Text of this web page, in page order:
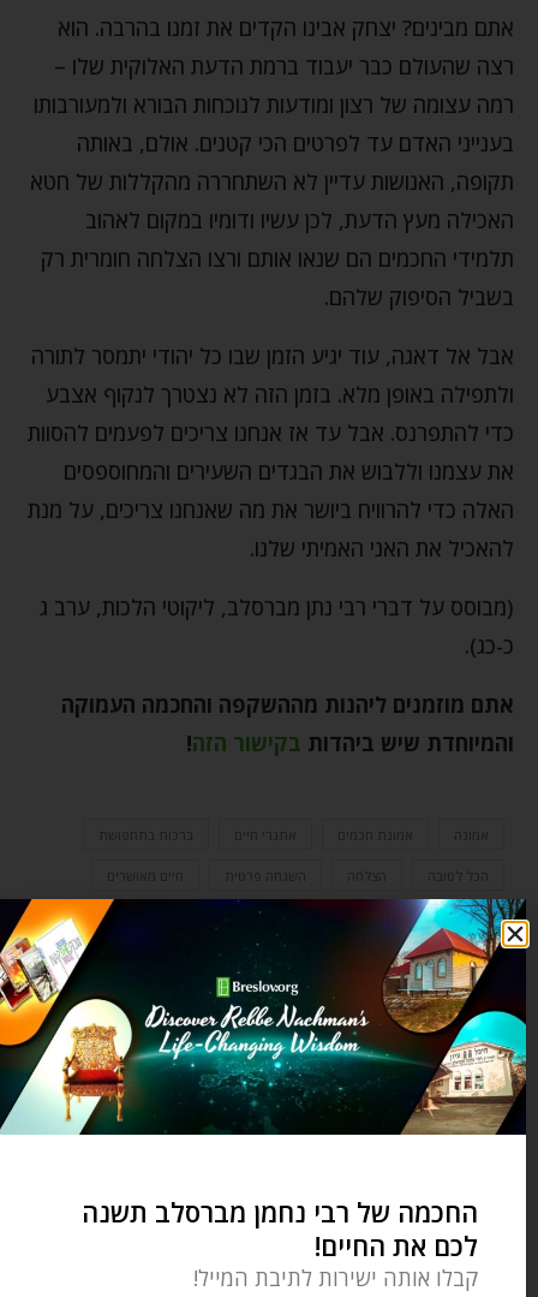
אתם מבינים? יצחק אבינו הקדים את זמנו בהרבה. הוא
רצה שהעולם כבר יעבוד ברמת הדעת האלוקית שלו –
רמה עצומה של רצון ומודעות לנוכחות הבורא ולמעורבותו
בענייני האדם עד לפרטים הכי קטנים. אולם, באותה
תקופה, האנושות עדיין לא השתחררה מהקללות של חטא
האכילה מעץ הדעת, לכן עשיו ודומיו במקום לאהוב
תלמידי החכמים הם שנאו אותם ורצו הצלחה חומרית רק
בשביל הסיפוק שלהם.
אבל אל דאגה, עוד יגיע הזמן שבו כל יהודי יתמסר לתורה
ולתפילה באופן מלא. בזמן הזה לא נצטרך לנקוף אצבע
כדי להתפרנס. אבל עד אז אנחנו צריכים לפעמים להסוות
את עצמנו וללבוש את הבגדים השעירים והמחוספסים
האלה כדי להרוויח ביושר את מה שאנחנו צריכים, על מנת
להאכיל את האני האמיתי שלנו.
(מבוסס על דברי רבי נתן מברסלב, ליקוטי הלכות, ערב ג
כ-כג).
אתם מוזמנים ליהנות מההשקפה והחכמה העמוקה
והמיוחדת שיש ביהדות בקישור הזה!
אמונת חכמים אתגרי חיים ברכות בתחפושת
הצלחה השגחה פרטית חיים מאושרים
יעקב אבינו ליקוטי הלכות
עצות מעשיות עשיו צמיחה אישית
רבי נחמן מברסלב רבי נתן מברסלב רבקה אימנו
רוחניות וגשמיות שמחה שפע גשמי שפע רוחני
תורה ומצוות
OZER BERGMAN
החכמה של רבי נחמן מברסלב תשנה
לכם את החיים!
קבלו אותה ישירות לתיבת המייל!